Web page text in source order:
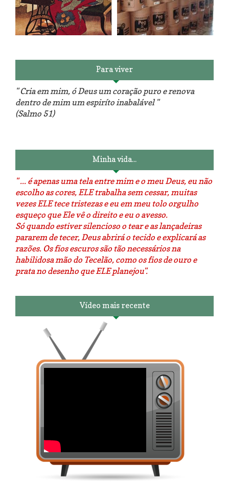
Reforma do sofá, agora é em
patchwork!
The Red Velvet !!! O Perfeito
Para viver
" Cria em mim, ó Deus um coração puro e renova
dentro de mim um espiríto inabalável "
(Salmo 51)
Minha vida...
" ... é apenas uma tela entre mim e o meu Deus, eu não
escolho as cores, ELE trabalha sem cessar, muitas
vezes ELE tece tristezas e eu em meu tolo orgulho
esqueço que Ele vê o direito e eu o avesso.
Só quando estiver silencioso o tear e as lançadeiras
pararem de tecer, Deus abrirá o tecido e explicará as
razões. Os fios escuros são tão necessários na
habilidosa mão do Tecelão, como os fios de ouro e
prata no desenho que ELE planejou".
Vídeo mais recente